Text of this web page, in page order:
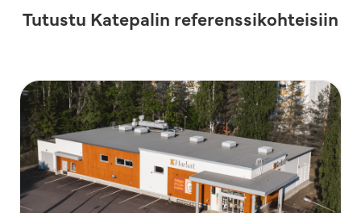
Tutustu Katepalin referenssikohteisiin